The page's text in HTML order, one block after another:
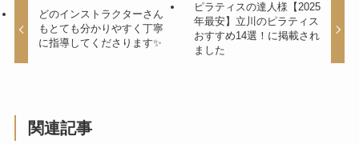
どのインストラクターさん
もとても分かりやすく丁寧
に指導してくださります✨️
ピラティスの達人様【2025
年最安】立川のピラティス
おすすめ14選！に掲載され
ました
関連記事